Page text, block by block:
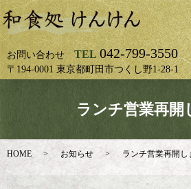
お問い合わせTEL 042-799-3550
〒194-0001 東京都町田市つくし野1-28-1
ランチ営業再開
HOME お知らせ ランチ営業再開し